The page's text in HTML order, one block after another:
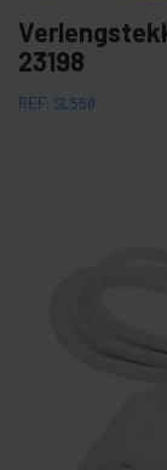
23198
REF: SL550